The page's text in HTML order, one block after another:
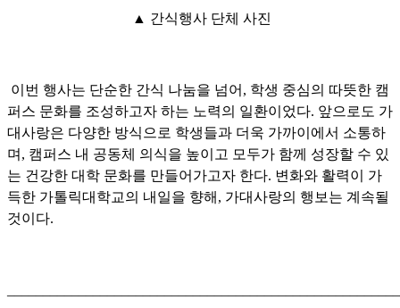
▲ 간식행사 단체 사진
이번 행사는 단순한 간식 나눔을 넘어, 학생 중심의 따뜻한 캠
퍼스 문화를 조성하고자 하는 노력의 일환이었다. 앞으로도 가
대사랑은 다양한 방식으로 학생들과 더욱 가까이에서 소통하
며, 캠퍼스 내 공동체 의식을 높이고 모두가 함께 성장할 수 있
는 건강한 대학 문화를 만들어가고자 한다. 변화와 활력이 가
득한 가톨릭대학교의 내일을 향해, 가대사랑의 행보는 계속될
것이다.